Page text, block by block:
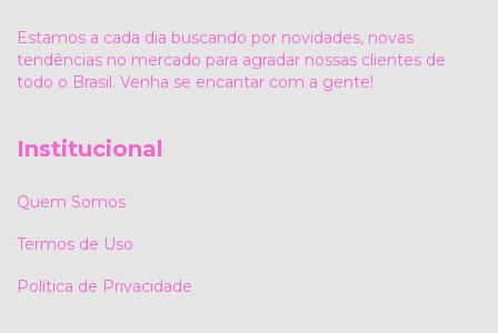
Estamos a cada dia buscando por novidades, novas
tendências no mercado para agradar nossas clientes de
todo o Brasil. Venha se encantar com a gente!
Institucional
Quem Somos
Termos de Uso
Política de Privacidade